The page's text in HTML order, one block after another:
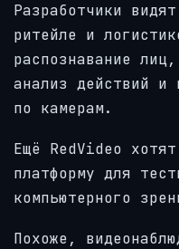
Разработчики
ритейле и
распознавание
анализ действий и
по камерам.
Ещё RedVideo
платформу для
компьютерного
Похоже,